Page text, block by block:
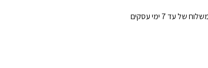
כל המוצרים אשר במלאי ישלחו לאחר יום עסקים אחד עם משלוח של עד 7 ימי עסקים